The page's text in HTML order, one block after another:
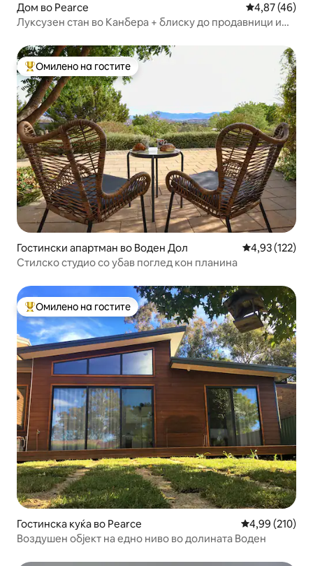
Дом во Pearce Просечна
4,87 (46)
Луксузен стан во Канбера + блиску до продавници и
Меѓу најуспешните „Омилени на гостите“
Омилено на гостите
Гостински апартман во Воден Дол Просечна
4,93 (122)
Стилско студио со убав поглед кон планина
Меѓу најуспешните „Омилени на гостите“
Омилено на гостите
Гостинска куќа во Pearce Просечна
4,99 (210)
Воздушен објект на едно ниво во долината Воден